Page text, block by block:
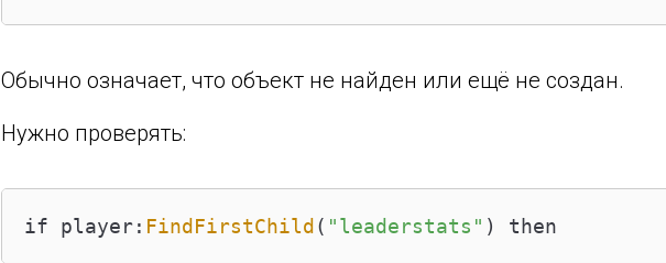
Обычно означает, что объект не найден или ещё не создан.
Нужно проверять:
if player: FindFirstChild( "leaderstats" ) then